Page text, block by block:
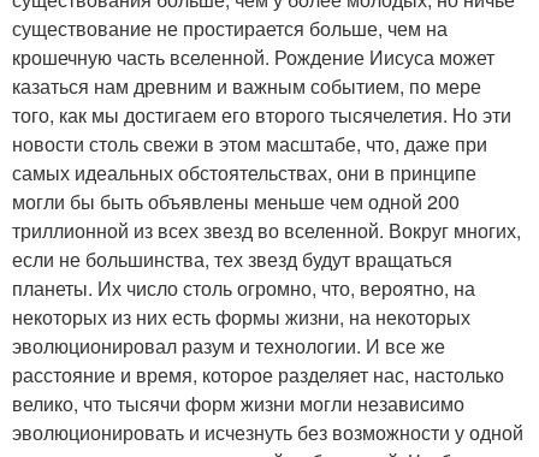
существование не простирается больше, чем на
крошечную часть вселенной. Рождение Иисуса может
казаться нам древним и важным событием, по мере
того, как мы достигаем его второго тысячелетия. Но эти
новости столь свежи в этом масштабе, что, даже при
самых идеальных обстоятельствах, они в принципе
могли бы быть объявлены меньше чем одной 200
триллионной из всех звезд во вселенной. Вокруг многих,
если не большинства, тех звезд будут вращаться
планеты. Их число столь огромно, что, вероятно, на
некоторых из них есть формы жизни, на некоторых
эволюционировал разум и технологии. И все же
расстояние и время, которое разделяет нас, настолько
велико, что тысячи форм жизни могли независимо
эволюционировать и исчезнуть без возможности у одной